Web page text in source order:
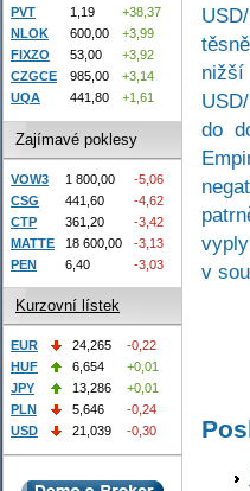
do
v
PVT 1,19
+38,37
NLOK
600,00
+3,99
FIXZO
53,00
+3,92
CZGCE
985,00
+3,14
UQA
441,80 +1,61
Zajímavé poklesy
VOW3 1 800,00
-5,06
CSG
441,60
-4,62
CTP
361,20
-3,42
MATTE
18 600,00
-3,13
PEN
6,40 -3,03
Kurzovní lístek
EUR 24,265
-0,22
HUF
6,654
+0,01
JPY
13,286
+0,01
PLN
5,646
-0,24
USD
21,039 -0,30